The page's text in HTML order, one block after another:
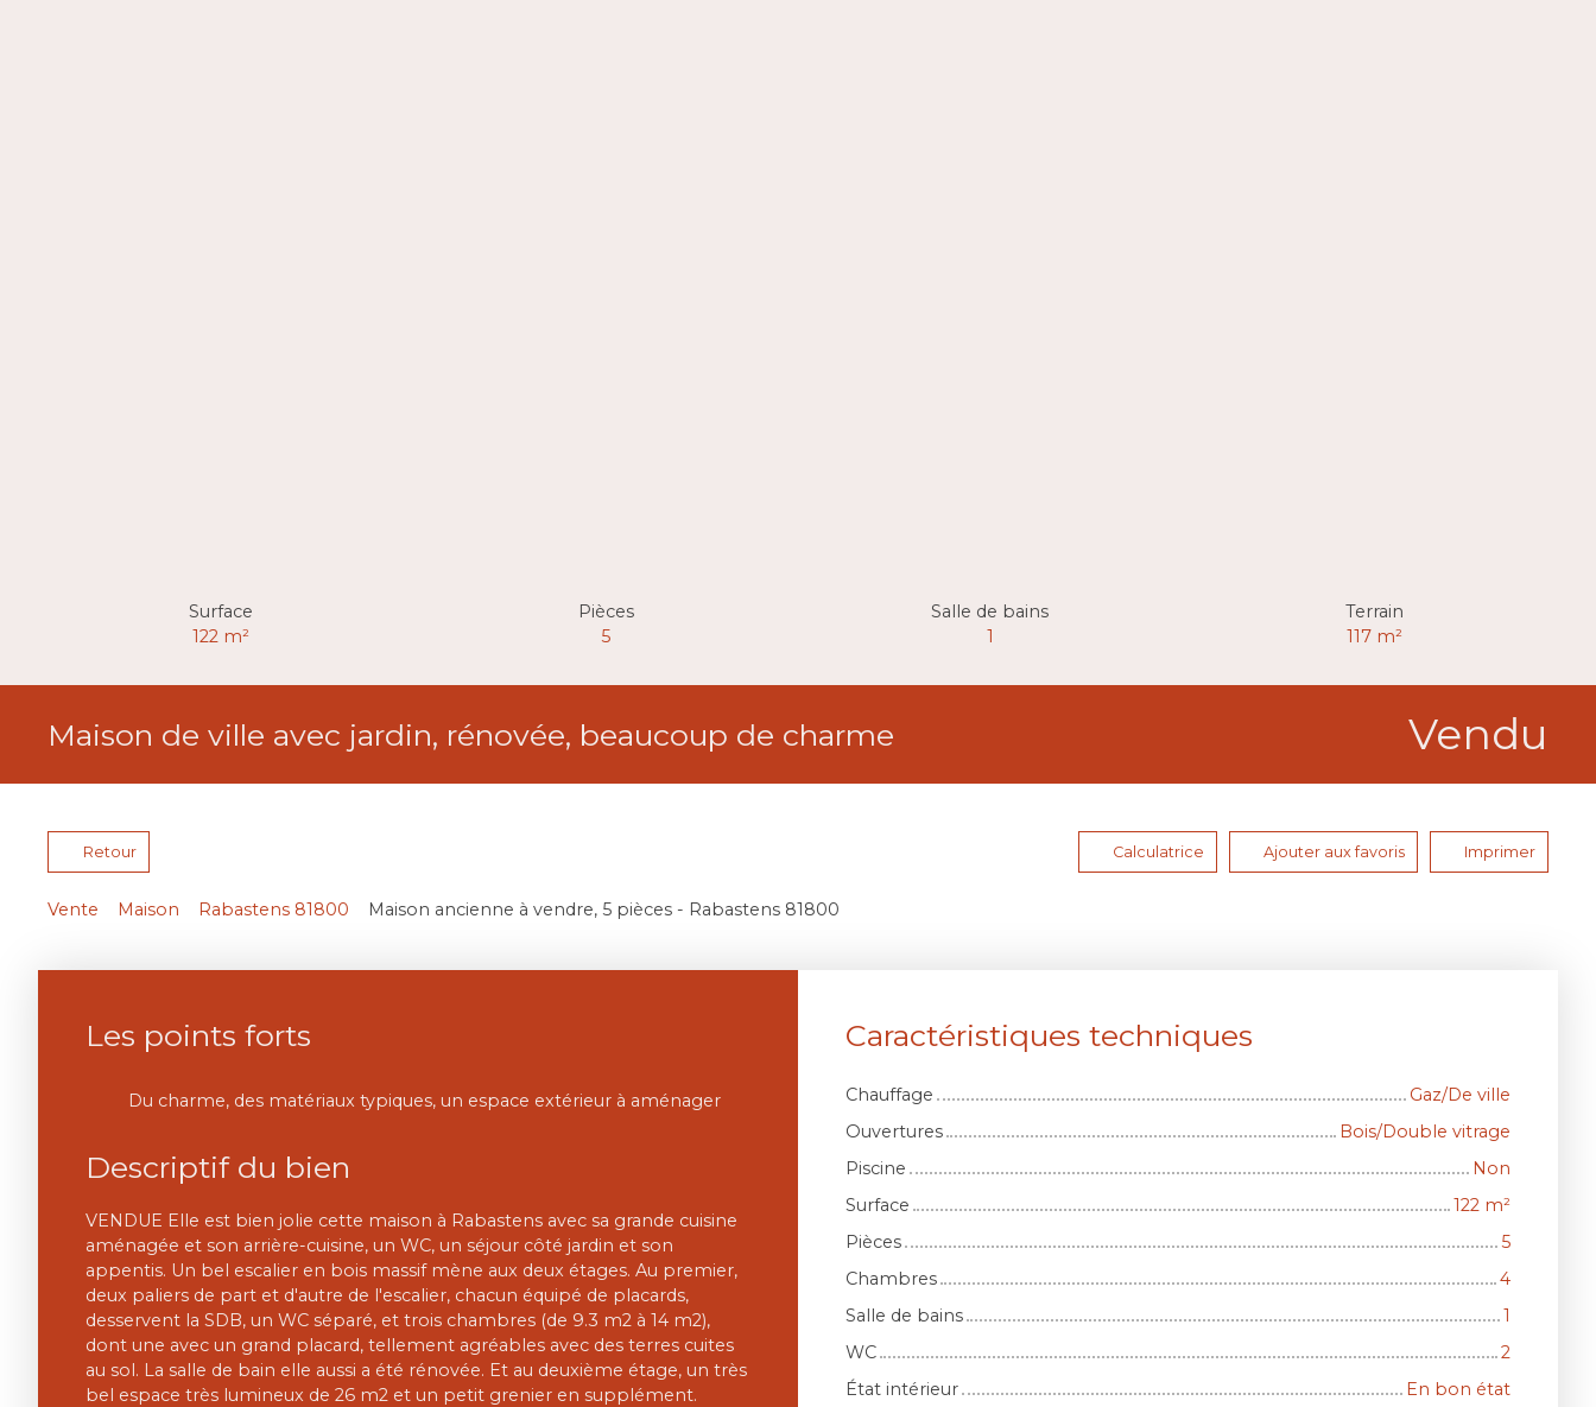
Surface
122 m²
Pièces
5
Salle de bains
1
Terrain
117 m²
Maison de ville avec jardin, rénovée, beaucoup de charme Vendu
Retour Calculatrice Ajouter aux favoris Imprimer
Vente Maison Rabastens 81800 Maison ancienne à vendre, 5 pièces - Rabastens 81800
Les points forts
Du charme, des matériaux typiques, un espace extérieur à aménager
Descriptif du bien
VENDUE Elle est bien jolie cette maison à Rabastens avec sa grande cuisine
aménagée et son arrière-cuisine, un WC, un séjour côté jardin et son
appentis. Un bel escalier en bois massif mène aux deux étages. Au premier,
deux paliers de part et d'autre de l'escalier, chacun équipé de placards,
desservent la SDB, un WC séparé, et trois chambres (de 9.3 m2 à 14 m2),
dont une avec un grand placard, tellement agréables avec des terres cuites
au sol. La salle de bain elle aussi a été rénovée. Et au deuxième étage, un très
bel espace très lumineux de 26 m2 et un petit grenier en supplément.
Caractéristiques techniques
Chauffage
Gaz/De ville
Ouvertures
Bois/Double vitrage
Piscine
Non
Surface
122 m²
Pièces
5
Chambres
4
Salle de bains
1
WC
2
État intérieur
En bon état